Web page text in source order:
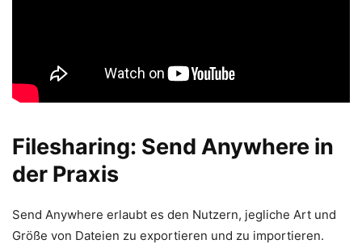
Filesharing: Send Anywhere in
der Praxis
Send Anywhere erlaubt es den Nutzern, jegliche Art und
Größe von Dateien zu exportieren und zu importieren.